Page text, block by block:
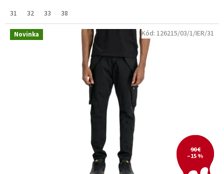
31 32 33 38
Novinka
90 €
–15 %
Kód: 126215/03/1/IER/31